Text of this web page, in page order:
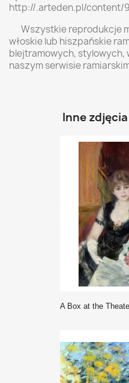
http://.arteden.pl/content/
Wszystkie reprodukcje
włoskie lub hiszpańskie
blejtramowych, stylowych,
naszym serwisie
Inne
A Box at the Theater (At the